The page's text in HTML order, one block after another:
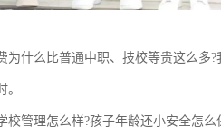
为什么比普通中职、技校等贵这么多
。
校管理怎么样?孩子年龄还小安全怎